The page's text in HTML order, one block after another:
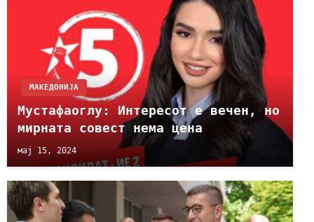
МАКЕДОНИЈА
Мустафаоглу: Интересот е вечен, но
мирната совест нема цена
мај 15, 2024